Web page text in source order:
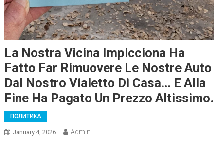
La Nostra Vicina Impicciona Ha
Fatto Far Rimuovere Le Nostre Auto
Dal Nostro Vialetto Di Casa… E Alla
Fine Ha Pagato Un Prezzo Altissimo.
ПОЛИТИКА
January 4, 2026 Admin